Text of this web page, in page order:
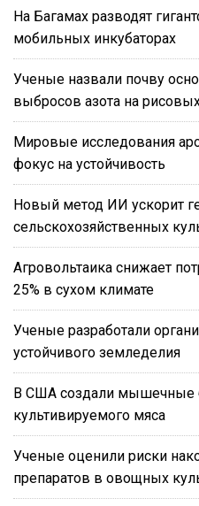
На Багамах разводят
мобильных инкубаторах
Ученые назвали почву
выбросов азота на
Мировые исследования
фокус на устойчивость
Новый метод ИИ ускорит
сельскохозяйственных
Агровольтаика снижает
25% в сухом климате
Ученые разработали
устойчивого земледелия
В США создали мышечные
культивируемого мяса
Ученые оценили риски
препаратов в овощных